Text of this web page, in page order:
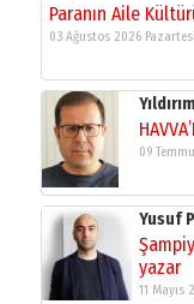
Paranın Aile
03 Ağustos 2026 Pazartesi
09
Yusuf
yazar
11 Mayıs